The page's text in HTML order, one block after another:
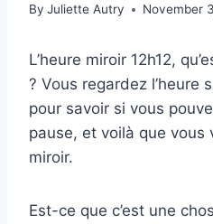
By Juliette Autry November
L’heure miroir 12h12,
? Vous regardez l’heure
pour savoir si vous
pause, et voilà que vous
miroir.
Est-ce que c’est une